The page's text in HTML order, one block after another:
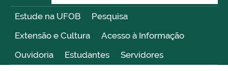
Estude na UFOB
Pesquisa
Extensão e Cultura
Acesso à Informação
Ouvidoria
Estudantes Servidores